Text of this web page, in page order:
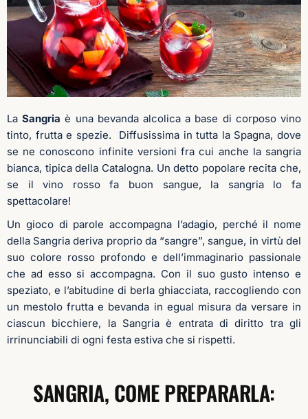
LaSangria è una bevanda alcolica a base di corposo vino
tinto, frutta e spezie. Diffusissima in tutta la Spagna, dove
se ne conoscono infinite versioni fra cui anche la sangria
bianca, tipica della Catalogna. Un detto popolare recita che,
se il vino rosso fa buon sangue, la sangria lo fa
spettacolare!
Un gioco di parole accompagna l’adagio, perché il nome
della Sangria deriva proprio da “sangre”, sangue, in virtù del
suo colore rosso profondo e dell’immaginario passionale
che ad esso si accompagna. Con il suo gusto intenso e
speziato, e l’abitudine di berla ghiacciata, raccogliendo con
un mestolo frutta e bevanda in egual misura da versare in
ciascun bicchiere, la Sangria è entrata di diritto tra gli
irrinunciabili di ogni festa estiva che si rispetti.
SANGRIA, COME PREPARARLA: